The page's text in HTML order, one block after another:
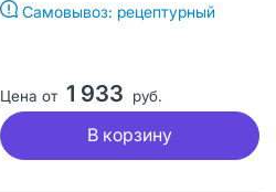
Самовывоз: рецептурный
Цена от 1 933 руб.
В корзину